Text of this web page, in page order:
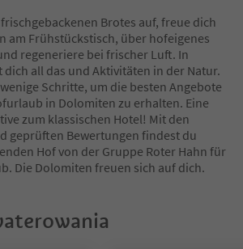
Brotes auf, freue dich
am Frühstückstisch, über hofeigenes
regeneriere bei frischer Luft. In
all das und Aktivitäten in der Natur.
Schritte, um die besten Angebote
in Dolomiten zu erhalten. Eine
zum klassischen Hotel! Mit den
geprüften Bewertungen findest du
Hof von der Gruppe Roter Hahn für
Die Dolomiten freuen sich auf dich.